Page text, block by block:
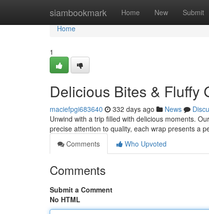
siambookmark Home New Submit
Home
Home
1
Delicious Bites & Fluffy
maciefpgi683640 332 days ago News
Unwind with a trip filled with delicious moments.
precise attention to quality, each wrap presents a
Comments
Who Upvoted
Comments
Submit a Comment
No HTML